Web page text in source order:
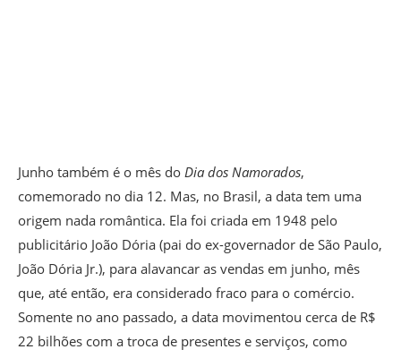
Junho também é o mês do Dia dos Namorados,
comemorado no dia 12. Mas, no Brasil, a data tem uma
origem nada romântica. Ela foi criada em 1948 pelo
publicitário João Dória (pai do ex-governador de São Paulo,
João Dória Jr.), para alavancar as vendas em junho, mês
que, até então, era considerado fraco para o comércio.
Somente no ano passado, a data movimentou cerca de R$
22 bilhões com a troca de presentes e serviços, como